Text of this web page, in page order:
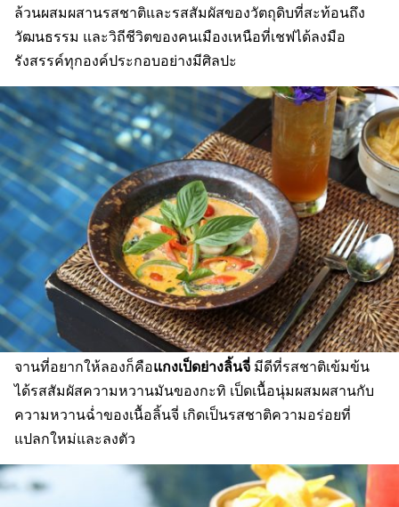
ล้วนผสมผสานรสชาติและรสสัมผัสของวัตถุดิบที่สะท้อนถึง
วัฒนธรรม และวิถีชีวิตของคนเมืองเหนือที่เชฟได้ลงมือ
รังสรรค์ทุกองค์ประกอบอย่างมีศิลปะ
จานที่อยากให้ลองก็คือแกงเป็ดย่างลิ้นจี่ มีดีที่รสชาติเข้มข้น
ได้รสสัมผัสความหวานมันของกะทิ เป็ดเนื้อนุ่มผสมผสานกับ
ความหวานฉ่ำของเนื้อลิ้นจี่ เกิดเป็นรสชาติความอร่อยที่
แปลกใหม่และลงตัว